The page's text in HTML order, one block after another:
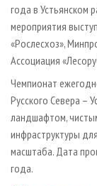
года в Устьянском
мероприятия
«Рослесхоз»,
Ассоциация
Чемпионат
Русского Севера –
ландшафтом,
инфраструктуры
масштаба. Дата
года.